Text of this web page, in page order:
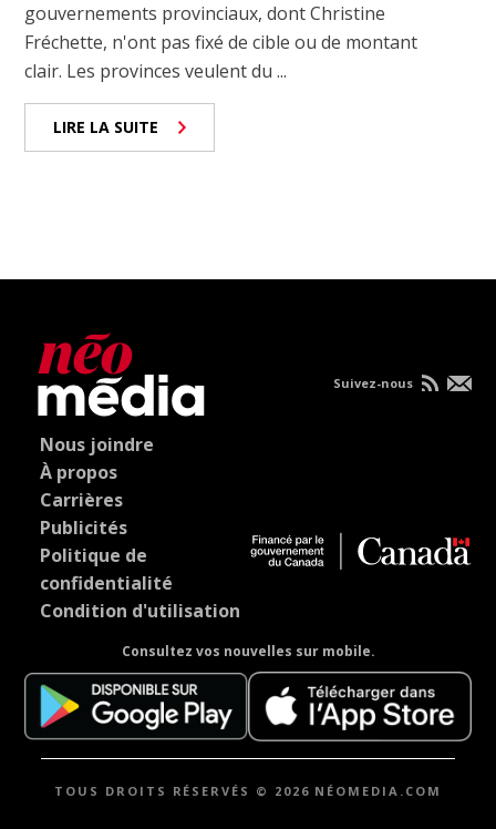
gouvernements provinciaux, dont Christine
Fréchette, n'ont pas fixé de cible ou de montant
clair. Les provinces veulent du ...
LIRE LA SUITE
Nous joindre
À propos
Carrières
Publicités
Politique de
confidentialité
Condition d'utilisation
Consultez vos nouvelles sur mobile.
Suivez-nous
TOUS DROITS RÉSERVÉS © 2026 NÉOMEDIA.COM